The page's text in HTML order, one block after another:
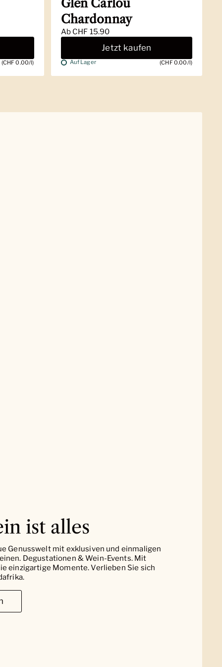
(CHF 0.00/l)
Glen Carlou
Chardonnay
Ab CHF 15.90
Jetzt kaufen
Auf Lager (CHF 0.00/l)
ist alles
Genusswelt mit exklusiven und einmaligen
Degustationen & Wein-Events. Mit
einzigartige Momente. Verlieben Sie sich